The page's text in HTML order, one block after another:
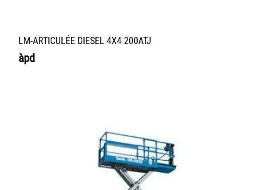
LM-ARTICULÉE DIESEL 4X4 200ATJ
àpd